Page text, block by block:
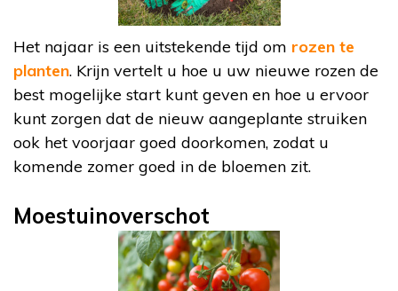
Het najaar is een uitstekende tijd om rozen te
planten. Krijn vertelt u hoe u uw nieuwe rozen de
best mogelijke start kunt geven en hoe u ervoor
kunt zorgen dat de nieuw aangeplante struiken
ook het voorjaar goed doorkomen, zodat u
komende zomer goed in de bloemen zit.
Moestuinoverschot